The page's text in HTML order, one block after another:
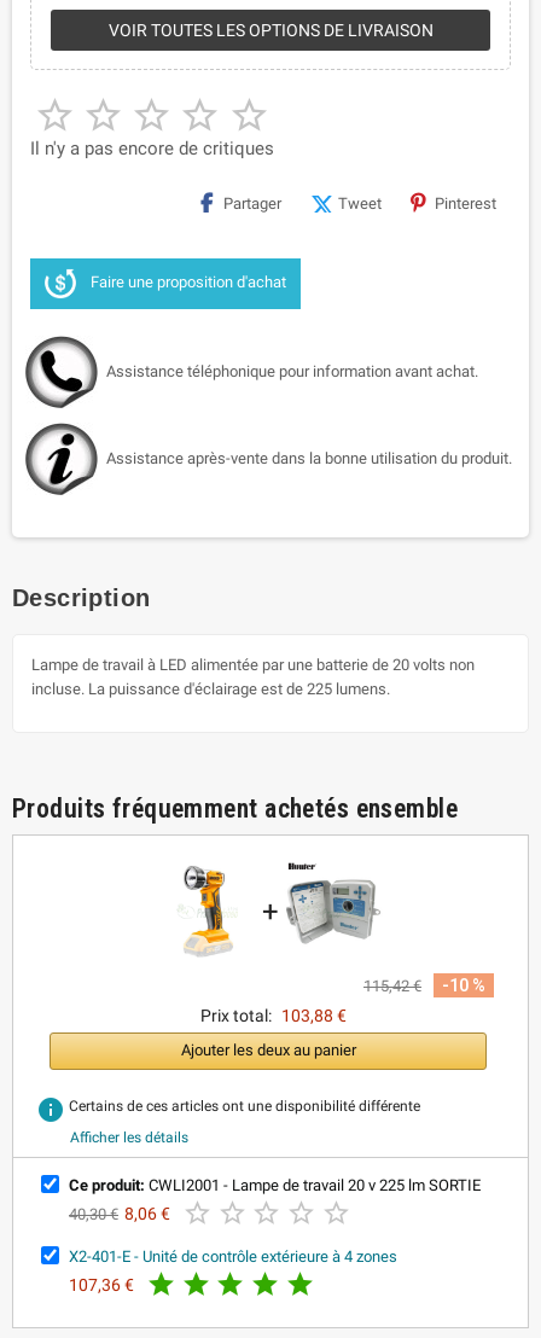
VOIR TOUTES LES OPTIONS DE LIVRAISON
    
Il n'y a pas encore de critiques
Partager Tweet Pinterest
Faire une proposition d'achat
Assistance téléphonique pour information avant achat.
Assistance après-vente dans la bonne utilisation du produit.
Description
Lampe de travail à LED alimentée par une batterie de 20 volts non
incluse. La puissance d'éclairage est de 225 lumens.
Produits fréquemment achetés ensemble
+
115,42 €
-10 %
Prix total: 103,88 €
Ajouter les deux au panier
info Certains de ces articles ont une disponibilité différente
Afficher les détails
Ce produit: CWLI2001 - Lampe de travail 20 v 225 lm SORTIE
40,30 € 8,06 €     
X2-401-E - Unité de contrôle extérieure à 4 zones
107,36 €     